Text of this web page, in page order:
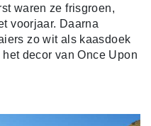
waren ze frisgroen,
voorjaar. Daarna
zo wit als kaasdoek
decor van Once Upon